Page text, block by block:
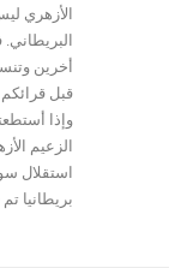
الأزهري
أخرين
قبل قرائكم
وإذا
الزعيم
بريطانيا تم في